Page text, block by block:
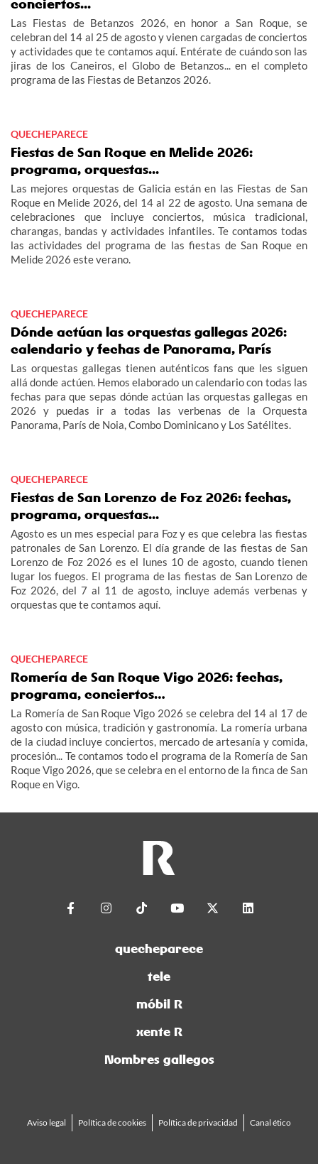
conciertos...
Las Fiestas de Betanzos 2026, en honor a San Roque, se
celebran del 14 al 25 de agosto y vienen cargadas de conciertos
y actividades que te contamos aquí. Entérate de cuándo son las
jiras de los Caneiros, el Globo de Betanzos... en el completo
programa de las Fiestas de Betanzos 2026.
QUECHEPARECE
Fiestas de San Roque en Melide 2026:
programa, orquestas...
Las mejores orquestas de Galicia están en las Fiestas de San
Roque en Melide 2026, del 14 al 22 de agosto. Una semana de
celebraciones que incluye conciertos, música tradicional,
charangas, bandas y actividades infantiles. Te contamos todas
las actividades del programa de las fiestas de San Roque en
Melide 2026 este verano.
QUECHEPARECE
Dónde actúan las orquestas gallegas 2026:
calendario y fechas de Panorama, París
Las orquestas gallegas tienen auténticos fans que les siguen
allá donde actúen. Hemos elaborado un calendario con todas las
fechas para que sepas dónde actúan las orquestas gallegas en
2026 y puedas ir a todas las verbenas de la Orquesta
Panorama, París de Noia, Combo Dominicano y Los Satélites.
QUECHEPARECE
Fiestas de San Lorenzo de Foz 2026: fechas,
programa, orquestas...
Agosto es un mes especial para Foz y es que celebra las fiestas
patronales de San Lorenzo. El día grande de las fiestas de San
Lorenzo de Foz 2026 es el lunes 10 de agosto, cuando tienen
lugar los fuegos. El programa de las fiestas de San Lorenzo de
Foz 2026, del 7 al 11 de agosto, incluye además verbenas y
orquestas que te contamos aquí.
QUECHEPARECE
Romería de San Roque Vigo 2026: fechas,
programa, conciertos…
La Romería de San Roque Vigo 2026 se celebra del 14 al 17 de
agosto con música, tradición y gastronomía. La romería urbana
de la ciudad incluye conciertos, mercado de artesanía y comida,
procesión... Te contamos todo el programa de la Romería de San
Roque Vigo 2026, que se celebra en el entorno de la finca de San
Roque en Vigo.
quecheparece
tele
móbil R
xente R
Nombres gallegos
Aviso legal Política de cookies Política de privacidad Canal ético